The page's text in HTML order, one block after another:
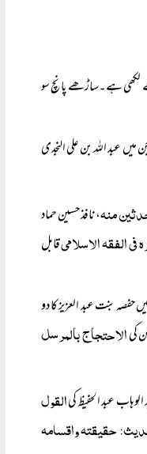
ہے۔ساڑھے پانچ سو
عبد اللہ بن علی النجدی
منہ، نافذ حسین حماد
الفقہ الاسلامیقابل
بنت عبد العزیز کا دو
کیالاحتجاج بالمرسل
الوہاب عبد الحفیظ کیالقول
حقیقتہ واقسامہ